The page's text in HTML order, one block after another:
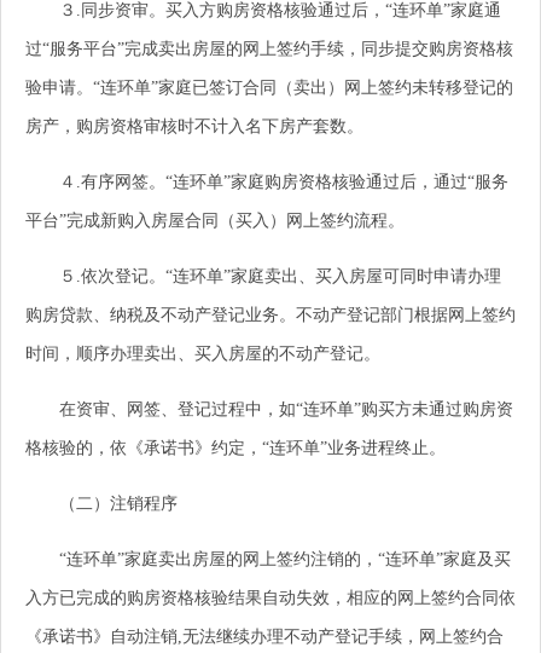
３.同步资审。买入方购房资格核验通过后，“连环单”家庭通
过“服务平台”完成卖出房屋的网上签约手续，同步提交购房资格核
验申请。“连环单”家庭已签订合同（卖出）网上签约未转移登记的
房产，购房资格审核时不计入名下房产套数。
４.有序网签。“连环单”家庭购房资格核验通过后，通过“服务
平台”完成新购入房屋合同（买入）网上签约流程。
５.依次登记。“连环单”家庭卖出、买入房屋可同时申请办理
购房贷款、纳税及不动产登记业务。不动产登记部门根据网上签约
时间，顺序办理卖出、买入房屋的不动产登记。
在资审、网签、登记过程中，如“连环单”购买方未通过购房资
格核验的，依《承诺书》约定，“连环单”业务进程终止。
（二）注销程序
“连环单”家庭卖出房屋的网上签约注销的，“连环单”家庭及买
入方已完成的购房资格核验结果自动失效，相应的网上签约合同依
《承诺书》自动注销,无法继续办理不动产登记手续，网上签约合